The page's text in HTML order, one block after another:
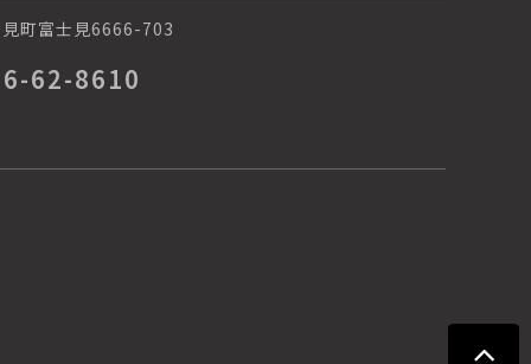
町富士見6666-703
62-8610